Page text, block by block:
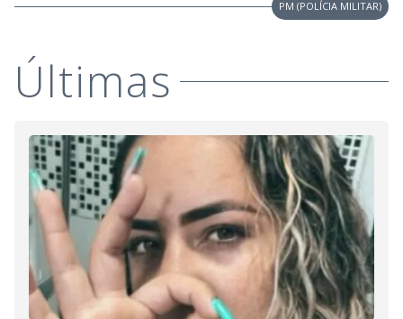
d
e
PM (POLÍCIA MILITAR)
Últimas